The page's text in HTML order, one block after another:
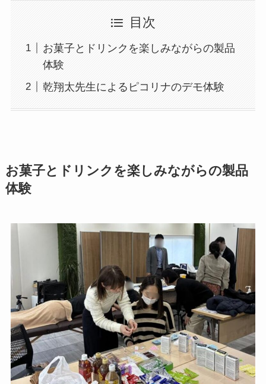
目次
お菓子とドリンクを楽しみながらの製品
体験
乾翔太先生によるピコリナのデモ体験
お菓子とドリンクを楽しみながらの製品
体験